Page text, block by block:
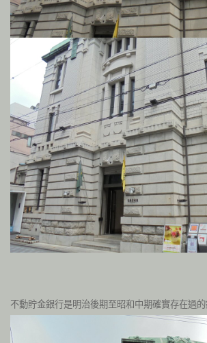
不動貯金銀行是明治後期至昭和中期確實存在過的